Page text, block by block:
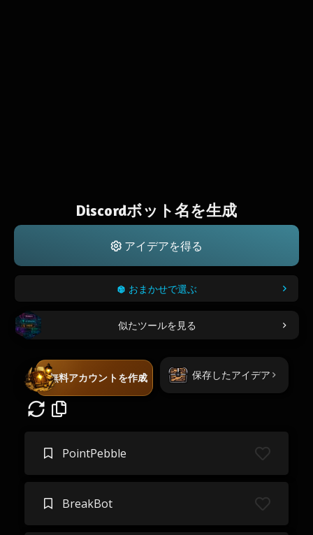
Discordボット名を生成
アイデアを得る
おまかせで選ぶ
似たツールを見る
無料アカウントを作成 保存したアイデア
PointPebble
BreakBot